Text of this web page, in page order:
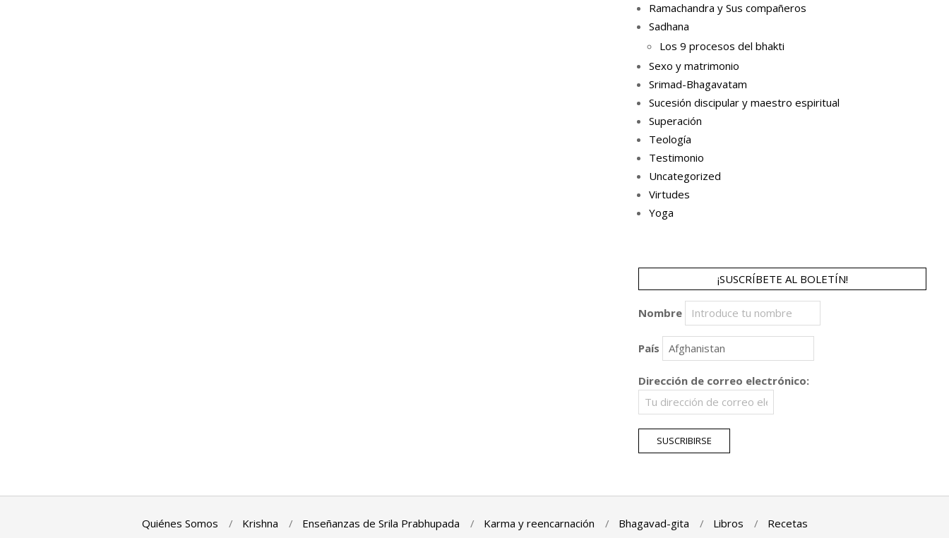
Ramachandra y Sus compañeros
Sadhana
Los 9 procesos del bhakti
Sexo y matrimonio
Srimad-Bhagavatam
Sucesión discipular y maestro espiritual
Superación
Teología
Testimonio
Uncategorized
Virtudes
Yoga
¡SUSCRÍBETE AL BOLETÍN!
Nombre
País
Dirección de correo electrónico:
Quiénes Somos Krishna Enseñanzas de Srila Prabhupada Karma y reencarnación Bhagavad-gita Libros Recetas